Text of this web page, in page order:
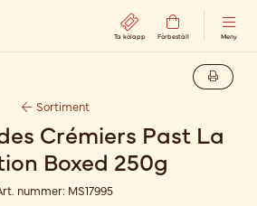
Ta kölapp Förbeställ Meny
Sortiment
Crémiers Past La
Boxed 250g
nummer: MS17995